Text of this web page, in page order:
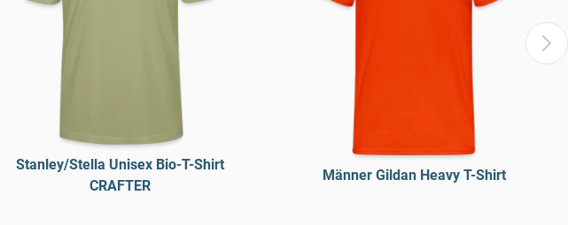
Stanley/Stella Unisex Bio-T-Shirt
CRAFTER
Männer Gildan Heavy T-Shirt